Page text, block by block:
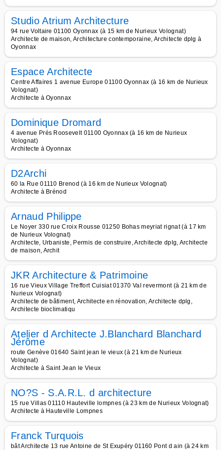
Studio Atrium Architecture
94 rue Voltaire 01100 Oyonnax (à 15 km de Nurieux Volognat)
Architecte de maison, Architecture contemporaine, Architecte dplg à
Oyonnax
Espace Architecte
Centre Affaires 1 avenue Europe 01100 Oyonnax (à 16 km de Nurieux
Volognat)
Architecte à Oyonnax
Dominique Dromard
4 avenue Prés Roosevelt 01100 Oyonnax (à 16 km de Nurieux
Volognat)
Architecte à Oyonnax
D2Archi
60 la Rue 01110 Brenod (à 16 km de Nurieux Volognat)
Architecte à Brénod
Arnaud Philippe
Le Noyer 330 rue Croix Rousse 01250 Bohas meyriat rignat (à 17 km
de Nurieux Volognat)
Architecte, Urbaniste, Permis de construire, Architecte dplg, Architecte
de maison, Archit
JKR Architecture & Patrimoine
16 rue Vieux Village Treffort Cuisiat 01370 Val revermont (à 21 km de
Nurieux Volognat)
Architecte de bâtiment, Architecte en rénovation, Architecte dplg,
Architecte bioclimatiqu
Atelier d Architecte J.Blanchard Blanchard
Jérôme
route Genève 01640 Saint jean le vieux (à 21 km de Nurieux
Volognat)
Architecte à Saint Jean le Vieux
NO?S - S.A.R.L. d architecture
15 rue Villas 01110 Hauteville lompnes (à 23 km de Nurieux Volognat)
Architecte à Hauteville Lompnes
Franck Turquois
bât Architecte 13 rue Antoine de St Exupéry 01160 Pont d ain (à 24 km